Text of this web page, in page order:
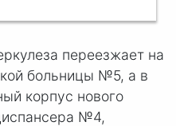
переезжает на
больницы №5, а в
корпус нового
№4,